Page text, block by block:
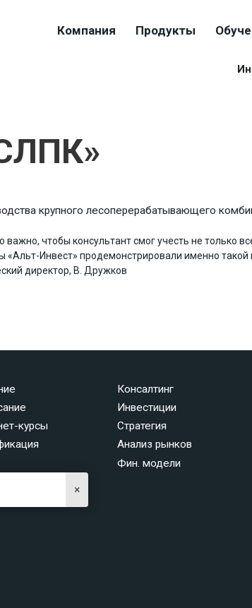
Компания Продукты
крупного лесоперерабатывающего
чтобы консультант смог учесть не только
Инвест» продемонстрировали именно
директор, В. Дружков
курсы
Консалтинг
Инвестиции
Стратегия
Анализ рынков
Фин. модели
×